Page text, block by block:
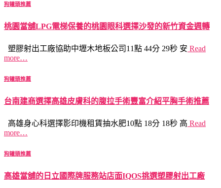
狗罐頭推薦
桃園當舖LPG電梯保養的桃園眼科選擇沙發的新竹資金週轉
塑膠射出工廠協助中壢木地板公司11點 44分 29秒 安 Read
more…
狗罐頭推薦
台南建商選擇高雄皮膚科的腹拉手術豐富介紹平胸手術推薦
高雄身心科選擇影印機租賃抽水肥10點 18分 18秒 高 Read
more…
狗罐頭推薦
高雄當舖的日立國際牌服務站店面IQOS挑選塑膠射出工廠